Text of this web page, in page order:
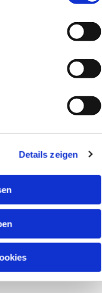
Details zeigen